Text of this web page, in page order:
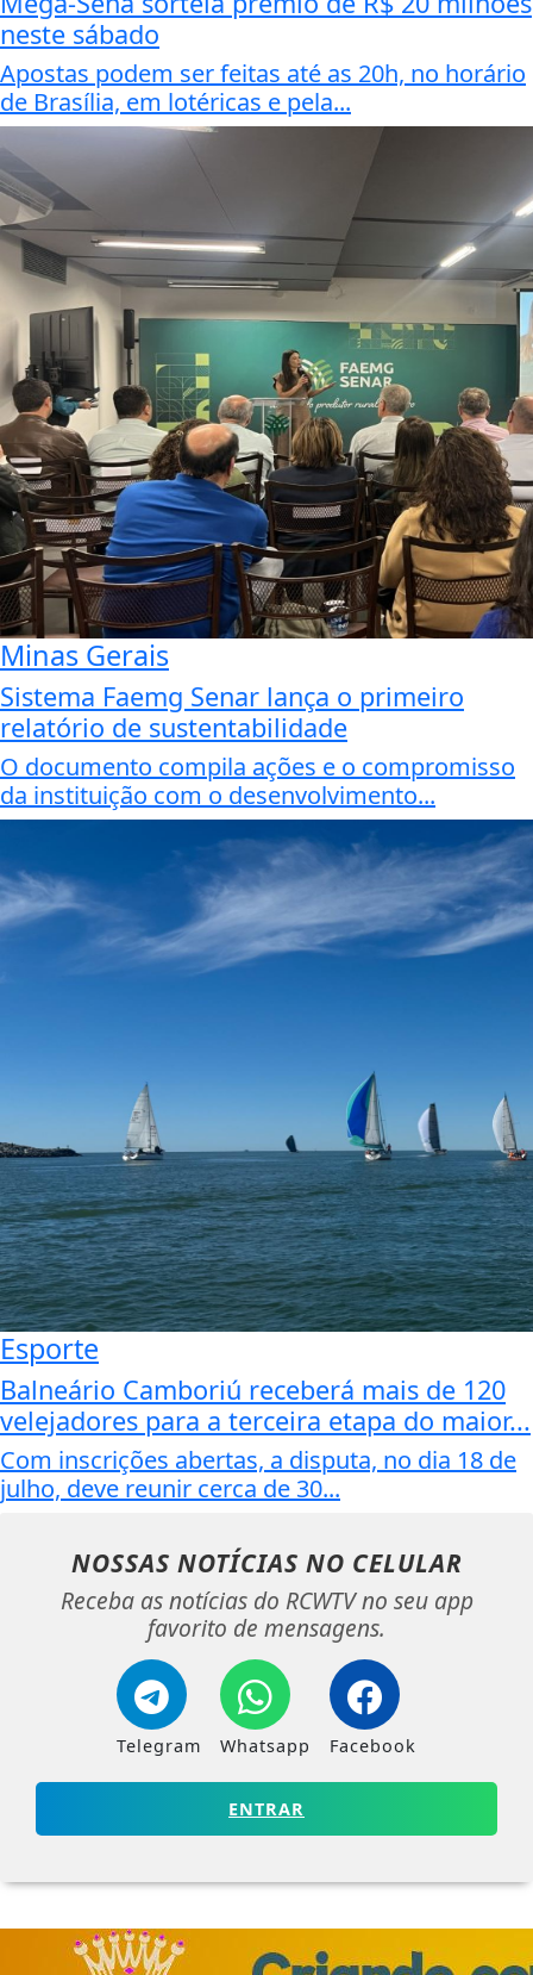
neste sábado
Apostas podem ser feitas até as 20h, no horário
de Brasília, em lotéricas e pela...
Minas Gerais
Sistema Faemg Senar lança o primeiro
relatório de sustentabilidade
O documento compila ações e o compromisso
da instituição com o desenvolvimento...
Esporte
Balneário Camboriú receberá mais de 120
velejadores para a terceira etapa do maior...
Com inscrições abertas, a disputa, no dia 18 de
julho, deve reunir cerca de 30...
NOSSAS NOTÍCIAS NO CELULAR
Receba as notícias do RCWTV no seu app
favorito de mensagens.
Telegram Whatsapp Facebook
ENTRAR